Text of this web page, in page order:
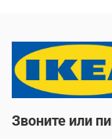
Звоните или